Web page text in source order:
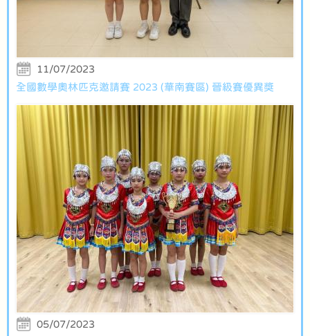
11/07/2023
全國數學奧林匹克邀請賽 2023 (華南賽區) 晉級賽優異獎
05/07/2023